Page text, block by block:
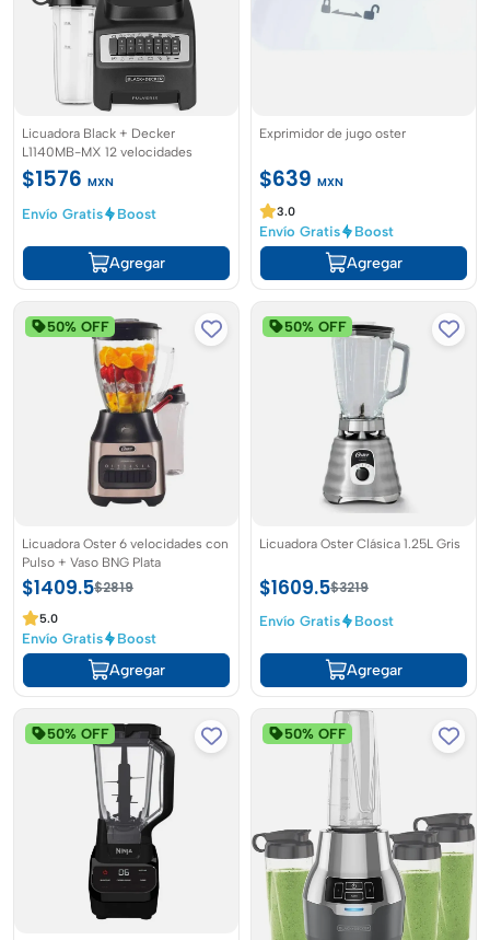
Licuadora Black + Decker
L1140MB-MX 12 velocidades
$1576 MXN
Envío Gratis
Boost
Agregar
Exprimidor de jugo oster
$639 MXN
3.0
Envío Gratis Boost
Agregar
50% OFF
Licuadora Oster 6 velocidades con
Pulso + Vaso BNG Plata
$1409.5$2819
5.0
Envío Gratis Boost
Agregar
50% OFF
Licuadora Oster Clásica 1.25L Gris
$1609.5$3219
Envío Gratis Boost
Agregar
50% OFF 50% OFF